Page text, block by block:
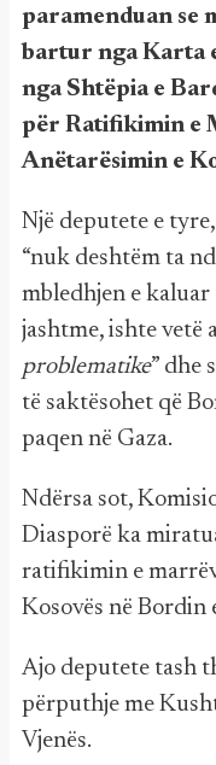
paramenduan se
bartur nga Karta
nga Shtëpia e
për Ratifikimin e
Anëtarësimin e
Një deputete e
“nuk deshtëm ta
mbledhjen e
jashtme, ishte vetë
problematike” dhe
të saktësohet që
paqen në Gaza.
Ndërsa sot,
Diasporë ka
ratifikimin e
Kosovës në Bordin
Ajo deputete tash
përputhje me
Vjenës.